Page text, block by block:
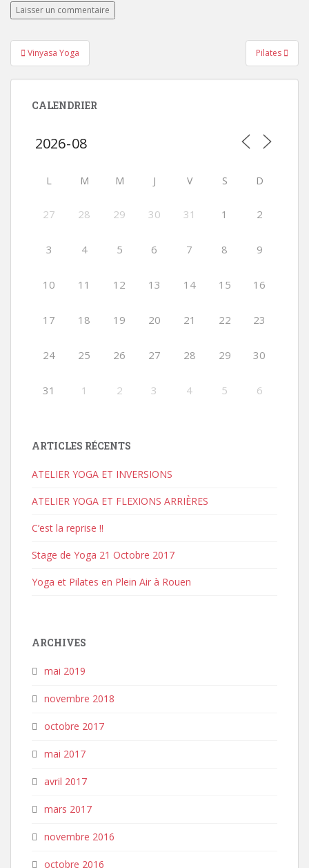
Navigation
de
l’article
Vinyasa Yoga Pilates
CALENDRIER
L M M J V S D
27 28 29 30 31 1 2
3 4 5 6 7 8 9
10 11 12 13 14 15 16
17 18 19 20 21 22 23
24 25 26 27 28 29 30
31 1 2 3 4 5 6
ARTICLES RÉCENTS
ATELIER YOGA ET INVERSIONS
ATELIER YOGA ET FLEXIONS ARRIÈRES
C’est la reprise !!
Stage de Yoga 21 Octobre 2017
Yoga et Pilates en Plein Air à Rouen
ARCHIVES
mai 2019
novembre 2018
octobre 2017
mai 2017
avril 2017
mars 2017
novembre 2016
octobre 2016